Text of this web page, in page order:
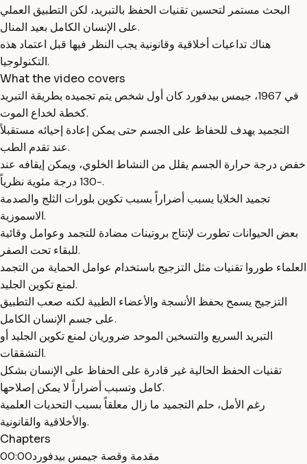
البحث مستمر لتحسين تقنيات الحفظ بالتبريد، لكن التطبيق العملي
على الإنسان الكامل بعيد المنال.
هناك تداعيات أخلاقية وقانونية يجب النظر فيها قبل اعتماد هذه
التكنولوجيا.
What the video covers
في 1967، جيمس بيدفورد كان أول شخص يتم تجميده بطريقة التبريد
كخطة لخداع الموت.
التجميد يهدف للحفاظ على الجسم حتى يمكن إعادة إحيائه مستقبلاً
عند تقدم الطب.
خفض درجة حرارة الجسم يقلل من النشاط الخلوي، ويمكن إيقافه عند
-130 درجة مئوية نظرياً.
تجميد الخلايا يسبب أضراراً بسبب تكوين بلورات الثلج والصدمة
الاسموزية.
بعض الحيوانات تطورت لإنتاج بروتينات مضادة للتجمد وعوامل وقائية
للبقاء تحت الصفر.
العلماء طوروا تقنيات مثل التزجيج باستخدام عوامل الحماية من التجمد
لمنع تكوين الجليد.
التزجيج يسمح بحفظ الأنسجة والأعضاء الطبية لكنه صعب التطبيق
على جسم الإنسان الكامل.
التبريد السريع والتسخين الموحد ضروريان لمنع تكوين الجليد أو
التشققات.
تقنيات الحفظ الحالية غير قادرة على الحفاظ على الإنسان بشكل
كامل وتسبب أضراراً لا يمكن إصلاحها.
رغم الأمل، حلم التجميد ما زال معلقاً بسبب التحديات العلمية
والأخلاقية والقانونية.
Chapters
00:00مقدمة وقصة جيمس بيدفورد